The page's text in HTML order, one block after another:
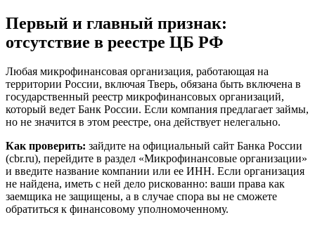
Первый и главный признак:
отсутствие в реестре ЦБ РФ
Любая микрофинансовая организация, работающая на
территории России, включая Тверь, обязана быть включена в
государственный реестр микрофинансовых организаций,
который ведет Банк России. Если компания предлагает займы,
но не значится в этом реестре, она действует нелегально.
Как проверить: зайдите на официальный сайт Банка России
(cbr.ru), перейдите в раздел «Микрофинансовые организации»
и введите название компании или ее ИНН. Если организация
не найдена, иметь с ней дело рискованно: ваши права как
заемщика не защищены, а в случае спора вы не сможете
обратиться к финансовому уполномоченному.